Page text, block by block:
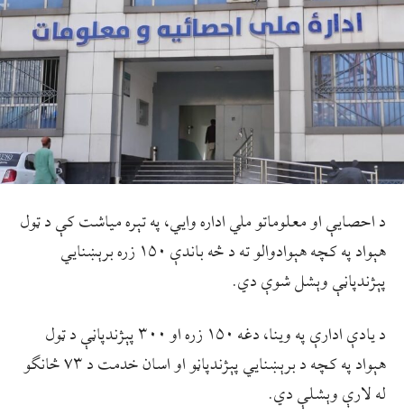
د احصايې او معلوماتو ملي اداره وايي، په تېره مياشت کې د ټول
هېواد په کچه هېوادوالو ته د څه باندې ۱۵۰ زره برېښنايي
پېژندپاڼې وېشل شوې دي.
د يادې ادارې په وينا، دغه ۱۵۰ زره او ۳۰۰ پېژندپاڼې د ټول
هېواد په کچه د برېښنايي پېژندپاڼو او اسان خدمت د ۷۳ څانګو
له لارې وېشلې دي.